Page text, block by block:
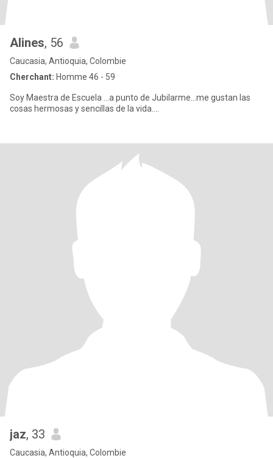
Alines, 56
Caucasia, Antioquia, Colombie
Cherchant: Homme 46 - 59
Soy Maestra de Escuela ...a punto de Jubilarme...me gustan las
cosas hermosas y sencillas de la vida....
jaz, 33
Caucasia, Antioquia, Colombie